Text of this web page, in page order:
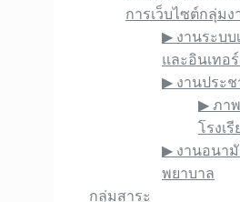
การเว็บไซต์กลุ่มง
▶︎ งานระบบ
และอินเทอ
▶︎ งานประ
▶︎ ภา
โรงเรี
▶︎ งานอนามั
พยาบาล
กลุ่มสาระ